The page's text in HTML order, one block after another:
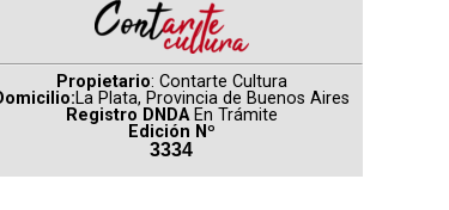
Propietario: Contarte Cultura
La Plata, Provincia de Buenos Aires
Registro DNDA En Trámite
Edición Nº
3334